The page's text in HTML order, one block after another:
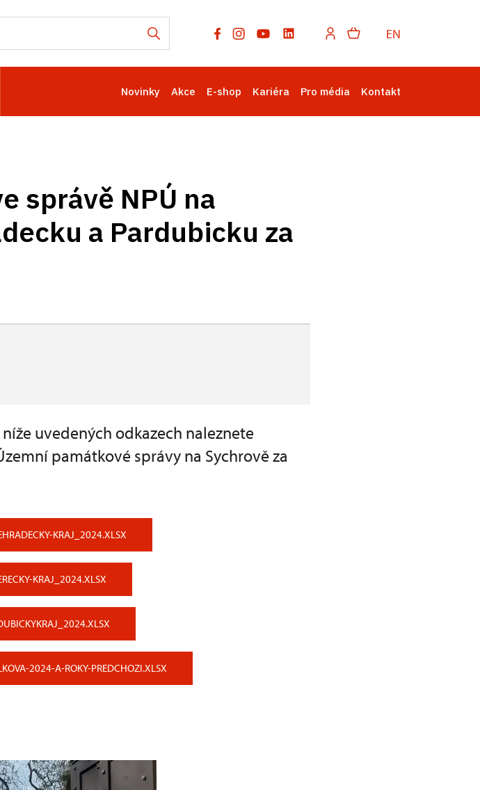
EN
Novinky Akce E-shop Kariéra Pro média Kontakt
správě NPÚ na
a Pardubicku za
uvedených odkazech naleznete
památkové správy na Sychrově za
KRAJ_2024.XLSX
KRAJ_2024.XLSX
2024-A-ROKY-PREDCHOZI.XLSX